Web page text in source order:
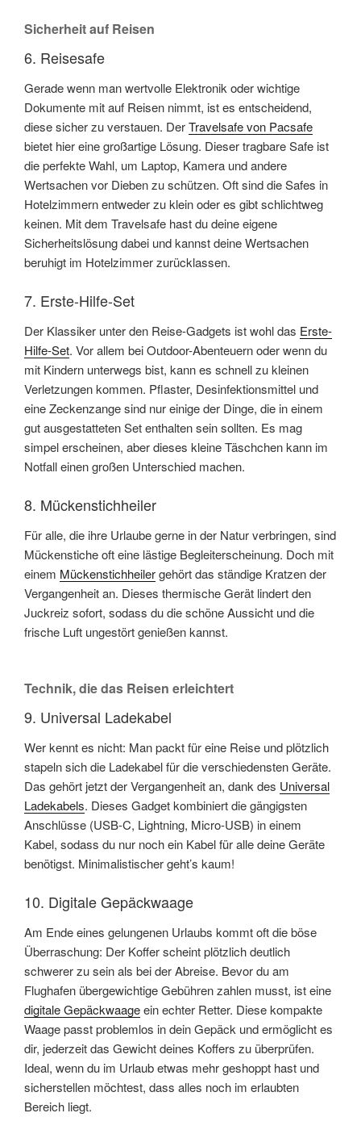
Sicherheit auf Reisen
6. Reisesafe
Gerade wenn man wertvolle Elektronik oder wichtige
Dokumente mit auf Reisen nimmt, ist es entscheidend,
diese sicher zu verstauen. DerTravelsafe von Pacsafe
bietet hier eine großartige Lösung. Dieser tragbare Safe ist
die perfekte Wahl, um Laptop, Kamera und andere
Wertsachen vor Dieben zu schützen. Oft sind die Safes in
Hotelzimmern entweder zu klein oder es gibt schlichtweg
keinen. Mit dem Travelsafe hast du deine eigene
Sicherheitslösung dabei und kannst deine Wertsachen
beruhigt im Hotelzimmer zurücklassen.
7. Erste-Hilfe-Set
Der Klassiker unter den Reise-Gadgets ist wohl das Erste-
Hilfe-Set. Vor allem bei Outdoor-Abenteuern oder wenn du
mit Kindern unterwegs bist, kann es schnell zu kleinen
Verletzungen kommen. Pflaster, Desinfektionsmittel und
eine Zeckenzange sind nur einige der Dinge, die in einem
gut ausgestatteten Set enthalten sein sollten. Es mag
simpel erscheinen, aber dieses kleine Täschchen kann im
Notfall einen großen Unterschied machen.
8. Mückenstichheiler
Für alle, die ihre Urlaube gerne in der Natur verbringen, sind
Mückenstiche oft eine lästige Begleiterscheinung. Doch mit
einem Mückenstichheilergehört das ständige Kratzen der
Vergangenheit an. Dieses thermische Gerät lindert den
Juckreiz sofort, sodass du die schöne Aussicht und die
frische Luft ungestört genießen kannst.
Technik, die das Reisen erleichtert
9. Universal Ladekabel
Wer kennt es nicht: Man packt für eine Reise und plötzlich
stapeln sich die Ladekabel für die verschiedensten Geräte.
Das gehört jetzt der Vergangenheit an, dank des Universal
Ladekabels. Dieses Gadget kombiniert die gängigsten
Anschlüsse (USB-C, Lightning, Micro-USB) in einem
Kabel, sodass du nur noch ein Kabel für alle deine Geräte
benötigst. Minimalistischer geht’s kaum!
10. Digitale Gepäckwaage
Am Ende eines gelungenen Urlaubs kommt oft die böse
Überraschung: Der Koffer scheint plötzlich deutlich
schwerer zu sein als bei der Abreise. Bevor du am
Flughafen übergewichtige Gebühren zahlen musst, ist eine
digitale Gepäckwaageein echter Retter. Diese kompakte
Waage passt problemlos in dein Gepäck und ermöglicht es
dir, jederzeit das Gewicht deines Koffers zu überprüfen.
Ideal, wenn du im Urlaub etwas mehr geshoppt hast und
sicherstellen möchtest, dass alles noch im erlaubten
Bereich liegt.